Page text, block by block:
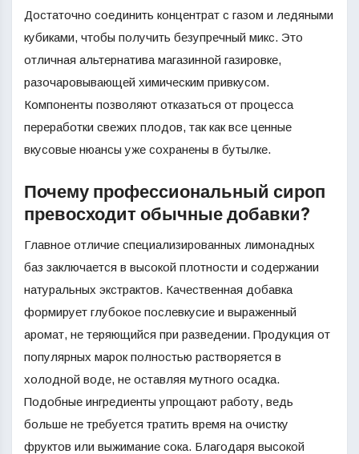
Достаточно соединить концентрат с газом и ледяными
кубиками, чтобы получить безупречный микс. Это
отличная альтернатива магазинной газировке,
разочаровывающей химическим привкусом.
Компоненты позволяют отказаться от процесса
переработки свежих плодов, так как все ценные
вкусовые нюансы уже сохранены в бутылке.
Почему профессиональный сироп
превосходит обычные добавки?
Главное отличие специализированных лимонадных
баз заключается в высокой плотности и содержании
натуральных экстрактов. Качественная добавка
формирует глубокое послевкусие и выраженный
аромат, не теряющийся при разведении. Продукция от
популярных марок полностью растворяется в
холодной воде, не оставляя мутного осадка.
Подобные ингредиенты упрощают работу, ведь
больше не требуется тратить время на очистку
фруктов или выжимание сока. Благодаря высокой